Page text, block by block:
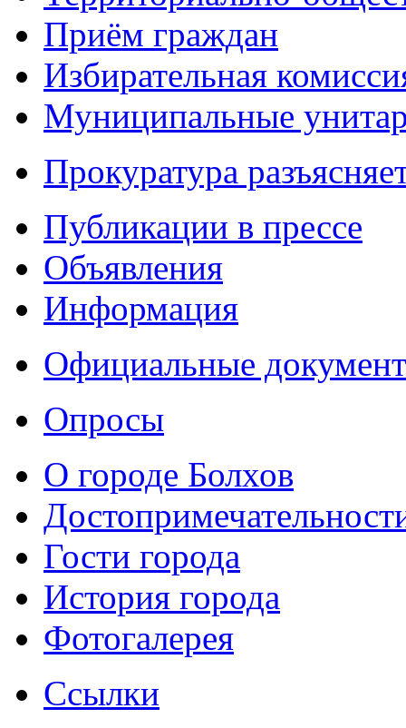
Приём граждан
Избирательная
Муниципальные
Прокуратура
Публикации в прессе
Объявления
Информация
Официальные
Опросы
О городе Болхов
Гости города
История города
Фотогалерея
Ссылки